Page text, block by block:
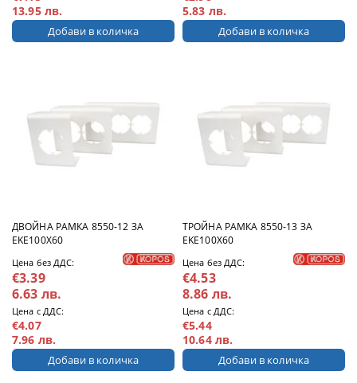
13.95 лв.
5.83 лв.
ДВОЙНА РАМКА 8550-12 ЗА
ЕKE100X60
Цена без ДДС:
€3.39
6.63 лв.
Цена с ДДС:
€4.07
7.96 лв.
ТРОЙНА РАМКА 8550-13 ЗА
ЕKE100X60
Цена без ДДС:
€4.53
8.86 лв.
Цена с ДДС:
€5.44
10.64 лв.